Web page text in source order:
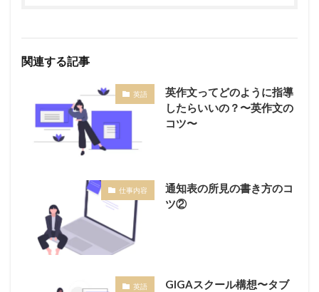
関連する記事
英語
英作文ってどのように指導
したらいいの？〜英作文の
コツ〜
仕事内容
通知表の所見の書き方のコ
ツ②
英語
GIGAスクール構想〜タブ